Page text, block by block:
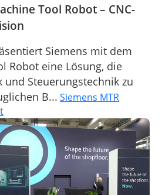
Tool Robot – CNC-
Siemens mit dem
Robot eine Lösung, die
und Steuerungstechnik zu
B... Siemens MTR